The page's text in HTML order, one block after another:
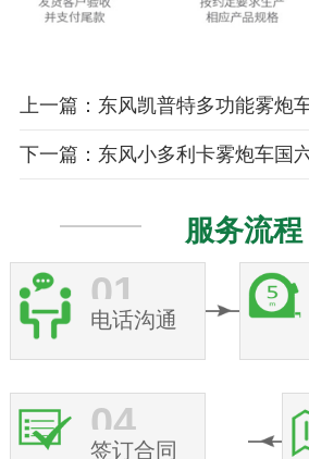
服务流程
01
电话沟通
04
签订合同